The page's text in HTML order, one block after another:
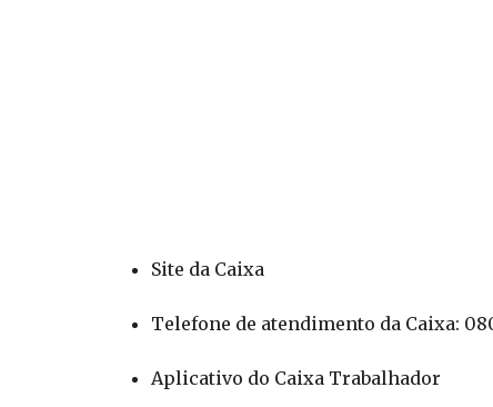
Site da Caixa
Telefone de atendimento da Caixa:
Aplicativo do Caixa Trabalhador